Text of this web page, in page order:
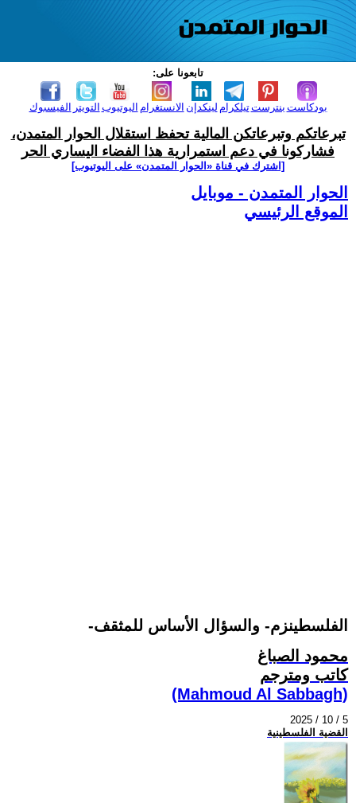
تابعونا على:
الفيسبوك التويتر اليوتيوب الانستغرام لينكدإن تيلكرامبنترست بودكاست
تبرعاتكم وتبرعاتكن المالية تحفظ استقلال الحوار المتمدن،
فشاركونا في دعم استمرارية هذا الفضاء اليساري الحر
[اشترك في قناة ‫«الحوار المتمدن» على اليوتيوب]
الحوار المتمدن - موبايل
الموقع الرئيسي
-الفلسطينزم- والسؤال الأساس للمثقف
محمود الصباغ
كاتب ومترجم
(Mahmoud Al Sabbagh)
2025 / 10 / 5
القضية الفلسطينية